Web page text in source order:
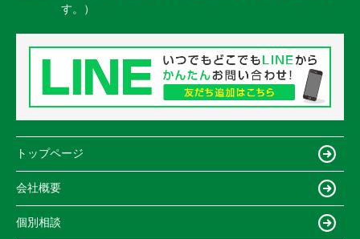
す。）
トップページ
会社概要
個別相談